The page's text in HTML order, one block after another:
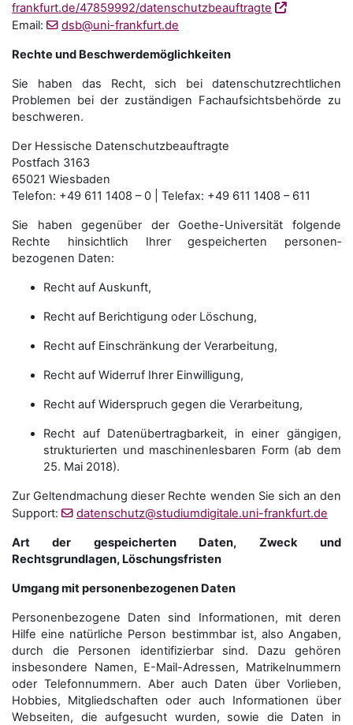
frankfurt.de/47859992/datenschutzbeauftragte
Email:
dsb@uni-frankfurt.de
Rechte und Beschwerdemöglichkeiten
Sie haben das Recht, sich bei datenschutzrechtlichen
Problemen bei der zuständigen Fachauf­sichts­behörde zu
beschweren.
Der Hessische Datenschutzbeauftragte
Postfach 3163
65021 Wiesbaden
Telefon: +49 611 1408 – 0 | Telefax: +49 611 1408 – 611
Sie haben gegenüber der Goethe-Universität folgende
Rechte hinsichtlich Ihrer gespeicherten personen­
bezogenen Daten:
Recht auf Auskunft,
Recht auf Berichtigung oder Löschung,
Recht auf Einschränkung der Verarbeitung,
Recht auf Widerruf Ihrer Einwilligung,
Recht auf Widerspruch gegen die Verarbeitung,
Recht auf Datenübertragbarkeit, in einer gängigen,
strukturierten und maschinenlesbaren Form (ab dem
25. Mai 2018).
Zur Geltendmachung dieser Rechte wenden Sie sich an den
Support:
datenschutz@studiumdigitale.uni-frankfurt.de
Art der gespeicherten Daten, Zweck und
Rechtsgrundlagen, Löschungsfristen
Umgang mit personenbezogenen Daten
Personenbezogene Daten sind Informationen, mit deren
Hilfe eine natürliche Person bestimmbar ist, also Angaben,
durch die Personen identifizierbar sind. Dazu gehören
insbesondere Namen, E-Mail-Adressen, Matrikelnummern
oder Telefonnummern. Aber auch Daten über Vorlieben,
Hobbies, Mitgliedschaften oder auch Informationen über
Webseiten, die aufgesucht wurden, sowie die Daten in